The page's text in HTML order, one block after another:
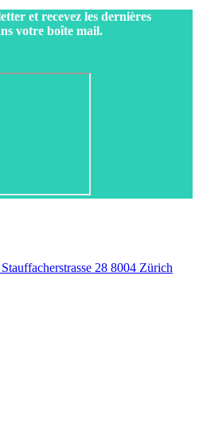
et recevez les dernières
votre boîte mail.
28 8004 Zürich